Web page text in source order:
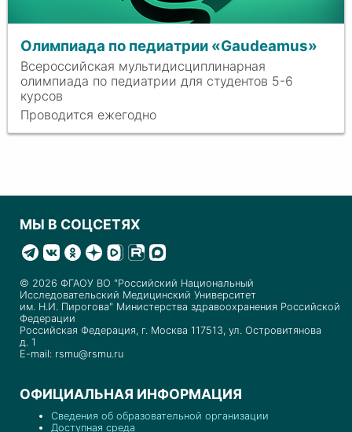
Олимпиада по педиатрии «Gaudeamus»
Всероссийская мультидисциплинарная
олимпиада по педиатрии для студентов 5-6
курсов
Проводится ежегодно
МЫ В СОЦСЕТЯХ
© 2026 ФГАОУ ВО "Российский Национальный
Исследовательский Медицинский Университет
им. Н.И. Пирогова" Министерства здравоохранения Российской
Федерации
Российская Федерация, г. Москва 117513, ул. Островитянова
д. 1
E-mail: rsmu@rsmu.ru
ОФИЦИАЛЬНАЯ ИНФОРМАЦИЯ
Сведения об образовательной организации
Доступная среда